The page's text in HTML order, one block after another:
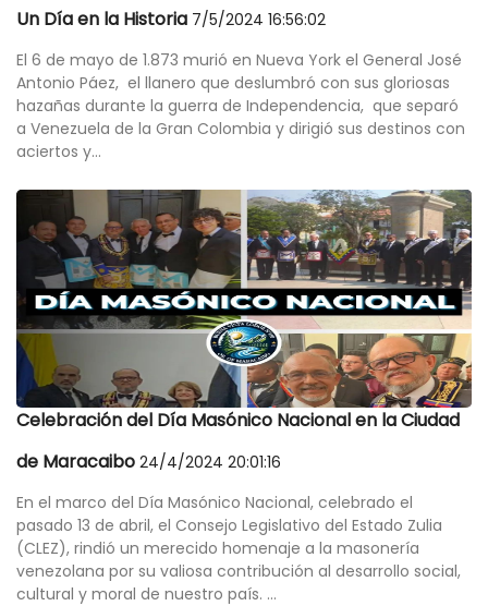
Un Día en la Historia 7/5/2024 16:56:02
El 6 de mayo de 1.873 murió en Nueva York el General José
Antonio Páez, el llanero que deslumbró con sus gloriosas
hazañas durante la guerra de Independencia, que separó
a Venezuela de la Gran Colombia y dirigió sus destinos con
aciertos y...
Celebración del Día Masónico Nacional en la Ciudad
de Maracaibo 24/4/2024 20:01:16
En el marco del Día Masónico Nacional, celebrado el
pasado 13 de abril, el Consejo Legislativo del Estado Zulia
(CLEZ), rindió un merecido homenaje a la masonería
venezolana por su valiosa contribución al desarrollo social,
cultural y moral de nuestro país. ...